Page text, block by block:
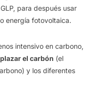
para después usar
energía fotovoltaica.
intensivo en carbono,
el carbón (el
y los diferentes